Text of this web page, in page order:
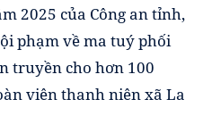
2025 của Công an tỉnh,
phạm về ma tuý phối
truyền cho hơn 100
viên thanh niên xã La